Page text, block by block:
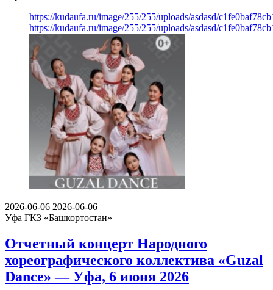
https://kudaufa.ru/image/255/255/uploads/asdasd/
https://kudaufa.ru/image/255/255/uploads/asdasd/
2026-06-06 2026-06-06
Уфа ГКЗ «Башкортостан»
Отчетный концерт Народного
хореографического коллектива «Guzal
Dance» — Уфа, 6 июня 2026